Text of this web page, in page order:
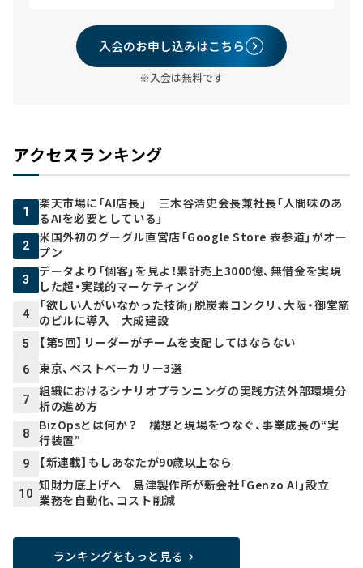
入会のお申し込みはこちら
※入会は無料です
アクセスランキング
1
楽天市場に「AI店長」 三木谷浩史会長兼社長「人間味のあ
るAIを必要としている」
2
米国外初のグーグル直営店「Google Store 表参道」がオー
プン
3
データより「個客」を見よ！累計売上3000億、無借金を実現
した超・実践的マーケティング
4
「欲しい人がいなかった技術」脱炭素コンクリ、大阪・御堂筋
のビルに導入 大成建設
5 【第5回】リーダーがチームを支配してはならない
6 東京、ベストベーカリー3選
7
組織におけるシナリオプランニングの実践方法――外部環境分
析の進め方
8
BizOpsとは何か？ 構想と現場をつなぐ、事業成長の“実
行装置”
9 【新連載】もしあなたが90歳以上なら
10
知財力底上げへ 島津製作所が新会社「Genzo AI」設立
業務を自動化、コスト削減
ランキングをもっと見る